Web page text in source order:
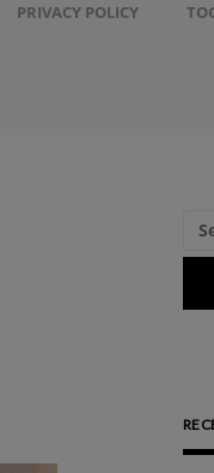
PRIVACY POLICY